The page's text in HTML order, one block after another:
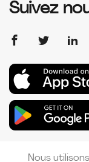
Suivez
Nous